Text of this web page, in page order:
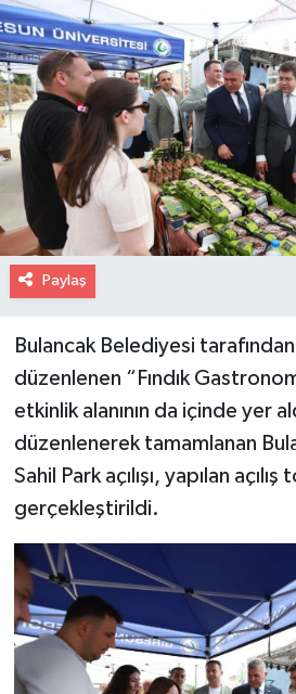
Paylaş
Bulancak Belediyesi
düzenlenen “Fındık
etkinlik alanının da içinde yer
düzenlenerek tamamlanan
Sahil Park açılışı, yapılan açılış
gerçekleştirildi.